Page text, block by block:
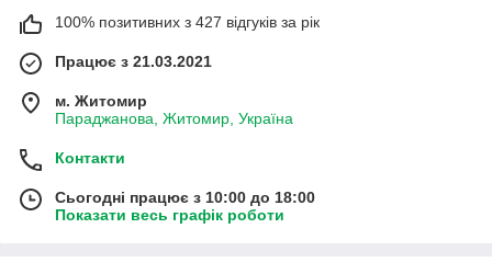
100% позитивних з 427 відгуків за рік
Працює з 21.03.2021
м. Житомир
Параджанова, Житомир, Україна
Контакти
Сьогодні працює з 10:00 до 18:00
Показати весь графік роботи